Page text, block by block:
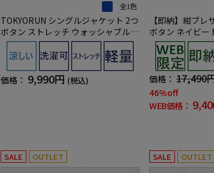
全1色
TOKYORUN シングルジャケット 2つ
ボタン ストレッチ ウォッシャブル
吸水速乾 春夏
価格： 9,990円 (税込)
【即納】紺ブレ
ボタン ネイビー
タルボタン 通
トアップ対応】
価格： 17,490
46%off
WEB価格：
SALE OUTLET SALE OUTLET